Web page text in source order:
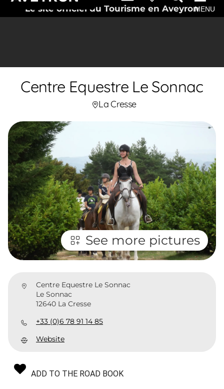
Le site officiel du Tourisme en AveyronMENU
Centre Equestre Le Sonnac
La Cresse
See more pictures
Centre Equestre Le Sonnac
Le Sonnac
12640 La Cresse
+33 (0)6 78 91 14 85
Website
ADD TO THE ROAD BOOK